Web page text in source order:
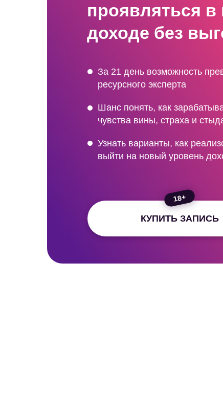
проявляться в
доходе без
За 21 день возможность
ресурсного эксперта
Шанс понять, как
чувства вины, страха и
Узнать варианты, как
выйти на новый уровень
КУПИТЬ ЗАПИСЬ
18+